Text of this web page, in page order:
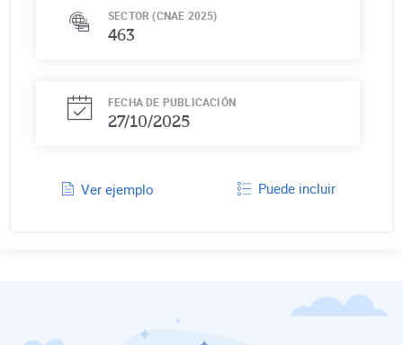
SECTOR (CNAE 2025)
463
FECHA DE PUBLICACIÓN
27/10/2025
Ver ejemplo Puede incluir